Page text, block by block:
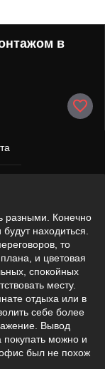
в
разными. Конечно
находиться.
то
и цветовая
спокойных
месту.
отдыха или в
себе более
Вывод
можно и
был не похож